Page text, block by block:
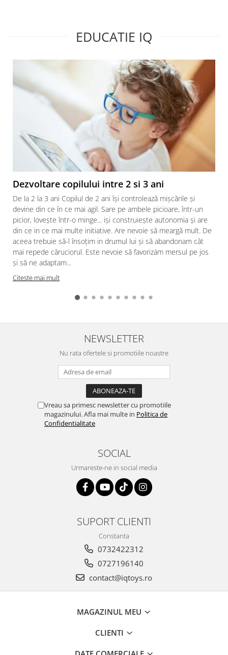
EDUCATIE IQ
Dezvoltare copilului intre 2 si 3 ani
De la 2 la 3 ani Copilul de 2 ani îşi controlează mişcările şi
devine din ce în ce mai agil. Sare pe ambele picioare, într-un
picior, loveşte într-o minge... işi construieşte autonomia și are
din ce in ce mai multe initiative. Are nevoie să meargă mult. De
aceea trebuie să-l însoțim in drumul lui şi să abandonam cât
mai repede căruciorul. Este nevoie să favorizám mersul pe jos
şi să ne adaptam...
Citeste mai mult
NEWSLETTER
Nu rata ofertele si promotiile noastre
Vreau sa primesc newsletter cu promotiile
magazinului. Afla mai multe in Politica de
Confidentialitate
SOCIAL
Urmareste-ne in social media
SUPORT CLIENTI
Constanta
0732422312
0727196140
contact@iqtoys.ro
MAGAZINUL MEU
CLIENTI